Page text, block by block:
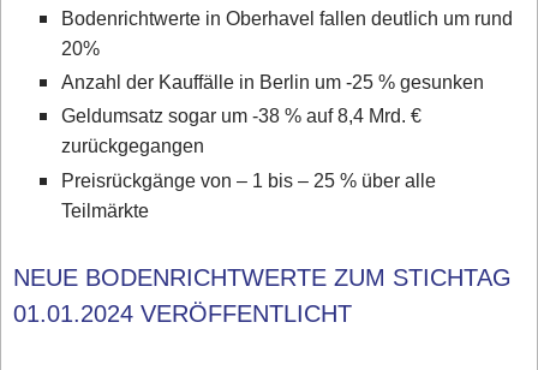
Bodenrichtwerte in Oberhavel fallen deutlich um rund
20%
Anzahl der Kauffälle in Berlin um -25 % gesunken
Geldumsatz sogar um -38 % auf 8,4 Mrd. €
zurückgegangen
Preisrückgänge von – 1 bis – 25 % über alle
Teilmärkte
NEUE BODENRICHTWERTE ZUM STICHTAG
01.01.2024 VERÖFFENTLICHT